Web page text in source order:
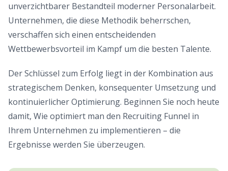
unverzichtbarer Bestandteil moderner Personalarbeit.
Unternehmen, die diese Methodik beherrschen,
verschaffen sich einen entscheidenden
Wettbewerbsvorteil im Kampf um die besten Talente.
Der Schlüssel zum Erfolg liegt in der Kombination aus
strategischem Denken, konsequenter Umsetzung und
kontinuierlicher Optimierung. Beginnen Sie noch heute
damit, Wie optimiert man den Recruiting Funnel in
Ihrem Unternehmen zu implementieren – die
Ergebnisse werden Sie überzeugen.